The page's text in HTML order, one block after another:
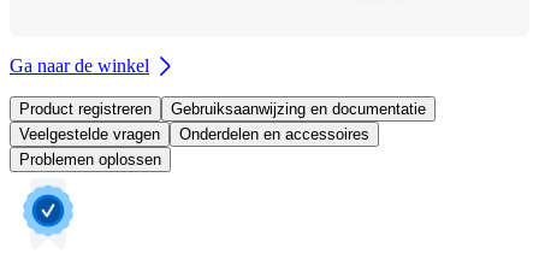
Ga naar de winkel
Product registreren
Gebruiksaanwijzing en documentatie
Veelgestelde vragen
Onderdelen en accessoires
Problemen oplossen